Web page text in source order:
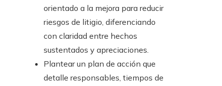
orientado a la mejora para reducir
riesgos de litigio, diferenciando
con claridad entre hechos
sustentados y apreciaciones.
Plantear un plan de acción que
detalle responsables, tiempos de